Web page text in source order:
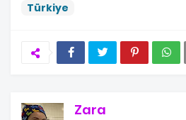
Türkiye
Zara